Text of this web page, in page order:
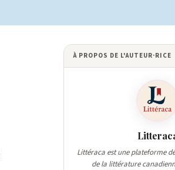
À PROPOS DE L'AUTEUR·RICE
Littéraca est une plateforme
de la littérature